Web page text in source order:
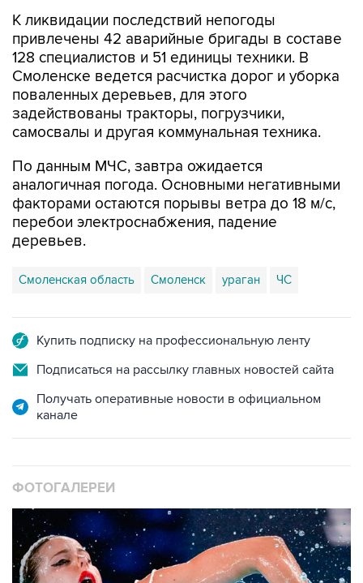
К ликвидации последствий непогоды
привлечены 42 аварийные бригады в составе
128 специалистов и 51 единицы техники. В
Смоленске ведется расчистка дорог и уборка
поваленных деревьев, для этого
задействованы тракторы, погрузчики,
самосвалы и другая коммунальная техника.
По данным МЧС, завтра ожидается
аналогичная погода. Основными негативными
факторами остаются порывы ветра до 18 м/с,
перебои электроснабжения, падение
деревьев.
Смоленская область Смоленск ураган ЧС
Купить подписку на профессиональную ленту
Подписаться на рассылку главных новостей сайта
Получать оперативные новости в официальном
канале
ФОТОГАЛЕРЕИ